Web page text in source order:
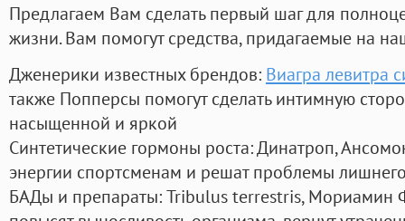
Предлагаем Вам сделать первый шаг для
жизни. Вам помогут средства, придагаемые на
Дженерики известных брендов: Виагра левитра
также Попперсы помогут сделать интимную
насыщенной и яркой
Синтетические гормоны роста: Динатроп,
энергии спортсменам и решат проблемы
БАДы и препараты:Tribulus terrestris, Мориамин